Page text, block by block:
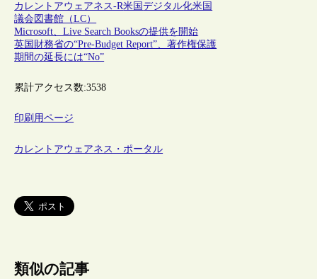
カレントアウェアネス-R米国デジタル化米国
議会図書館（LC）
Microsoft、Live Search Booksの提供を開始
英国財務省の“Pre-Budget Report”、著作権保護
期間の延長には“No”
累計アクセス数:3538
印刷用ページ
カレントアウェアネス・ポータル
類似の記事